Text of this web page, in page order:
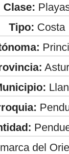
Clase:
Tipo: Costa
del